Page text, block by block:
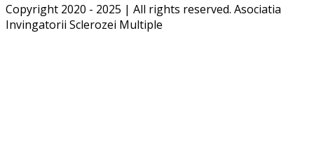
Copyright 2020 - 2025 | All rights reserved. Asociatia
Invingatorii Sclerozei Multiple